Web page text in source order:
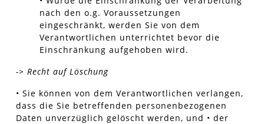
nach den o.g. Voraussetzungen
eingeschränkt, werden Sie von dem
Verantwortlichen unterrichtet bevor die
Einschränkung aufgehoben wird.
-> Recht auf Löschung
• Sie können von dem Verantwortlichen verlangen,
dass die Sie betreffenden personenbezogenen
Daten unverzüglich gelöscht werden, und • der